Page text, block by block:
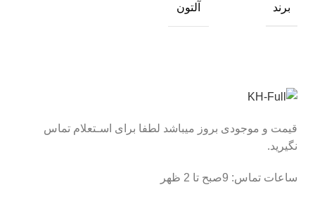
برند آلتون
قیمت و موجودی بروز میباشد لطفا برای اسـتعلام تماس
نگیرید.
ساعات تماس: 9صبح تا 2 ظهر